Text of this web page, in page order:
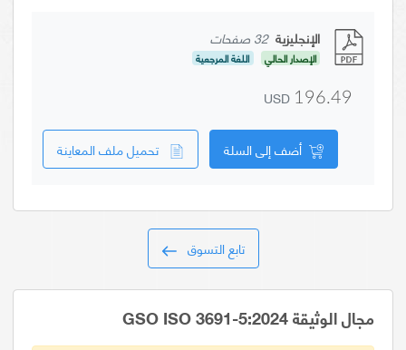
الإنجليزية 32 صفحات
الإصدار الحالي اللغة المرجعية
USD 196.49
أضف إلى السلة تحميل ملف المعاينة
تابع التسوق
مجال الوثيقة GSO ISO 3691-5:2024